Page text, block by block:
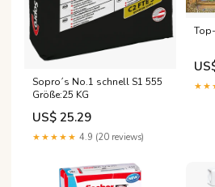
Sopro´s No.1 schnell S1 555
Größe:25 KG
US$ 25.29
★★★★★ 4.9 (20 reviews)